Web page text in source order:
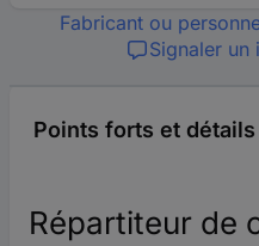
Fabricant ou
Signaler un
Points forts et détails
Répartiteur de